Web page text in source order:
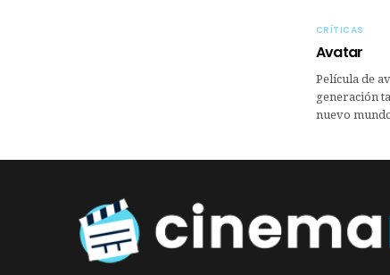
CRÍTICAS
Avatar
Película de
generación
nuevo